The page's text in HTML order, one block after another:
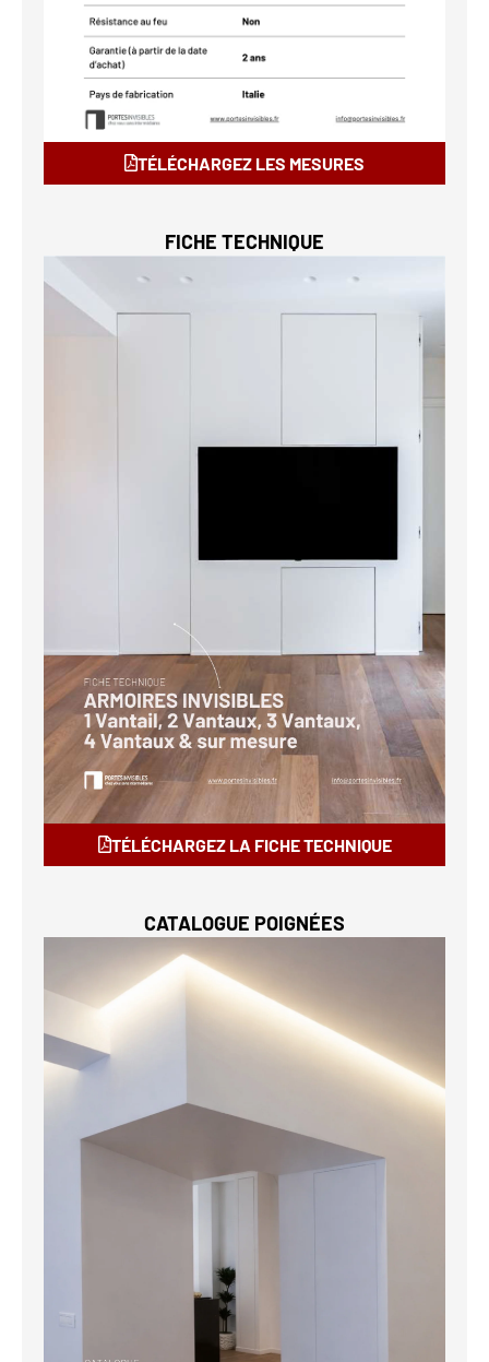
TÉLÉCHARGEZ LES MESURES
FICHE TECHNIQUE
TÉLÉCHARGEZ LA FICHE TECHNIQUE
CATALOGUE POIGNÉES